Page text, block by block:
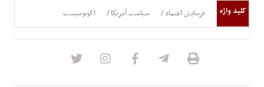
کلید واژه
فرسایش اعتماد سیاست آمریکا اکونومیست